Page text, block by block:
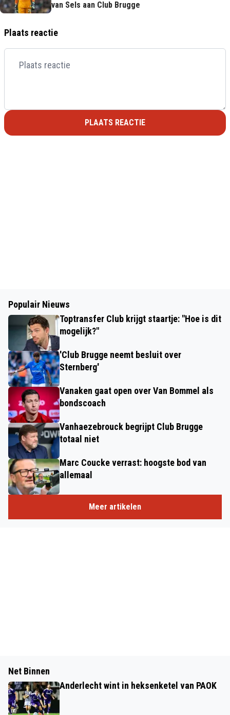
van Sels aan Club Brugge
Plaats reactie
PLAATS REACTIE
Populair Nieuws
Toptransfer Club krijgt staartje: "Hoe is dit
mogelijk?"
'Club Brugge neemt besluit over
Sternberg'
Vanaken gaat open over Van Bommel als
bondscoach
Vanhaezebrouck begrijpt Club Brugge
totaal niet
Marc Coucke verrast: hoogste bod van
allemaal
Meer artikelen
Net Binnen
Anderlecht wint in heksenketel van PAOK